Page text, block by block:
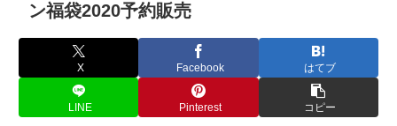
ン福袋2020予約販売
X Facebook はてブ
LINE Pinterest コピー